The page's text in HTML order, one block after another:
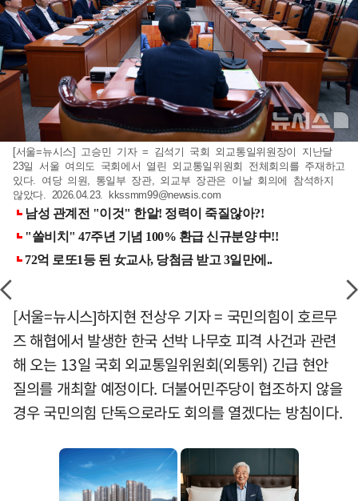
[서울=뉴시스] 고승민 기자 = 김석기 국회 외교통일위원장이 지난달
23일 서울 여의도 국회에서 열린 외교통일위원회 전체회의를 주재하고
있다. 여당 의원, 통일부 장관, 외교부 장관은 이날 회의에 참석하지
않았다. 2026.04.23. kkssmm99@newsis.com
[서울=뉴시스]하지현 전상우 기자 = 국민의힘이 호르무
즈 해협에서 발생한 한국 선박 나무호 피격 사건과 관련
해 오는 13일 국회 외교통일위원회(외통위) 긴급 현안
질의를 개최할 예정이다. 더불어민주당이 협조하지 않을
경우 국민의힘 단독으로라도 회의를 열겠다는 방침이다.